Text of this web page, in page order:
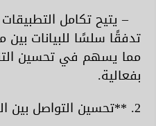
– يتيح تكامل
تدفقًا سلسًا للبيانات
مما يسهم في تحسين
بفعالية.
2. **تحسين التواصل بين الفرق الطبية:**